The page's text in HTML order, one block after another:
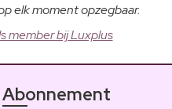
elk moment opzegbaar.
member bij Luxplus
Abonnement